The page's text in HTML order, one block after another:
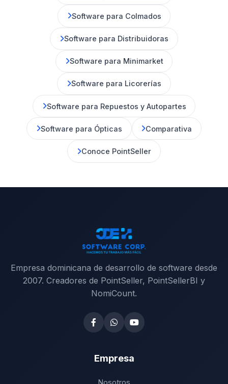
Software para Colmados
Software para Distribuidoras
Software para Minimarket
Software para Licorerías
Software para Repuestos y Autopartes
Software para Ópticas Comparativa
Conoce PointSeller
Empresa dominicana de desarrollo de software desde
2007. Creadores de PointSeller, PointSellerBI y
NomiCount.
Empresa
Nosotros